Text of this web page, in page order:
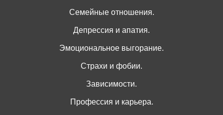
Семейные отношения.
Депрессия и апатия.
Эмоциональное выгорание.
Страхи и фобии.
Зависимости.
Профессия и карьера.